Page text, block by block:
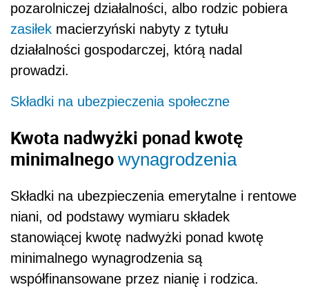
pozarolniczej działalności, albo rodzic pobiera
zasiłek macierzyński nabyty z tytułu
działalności gospodarczej, którą nadal
prowadzi.
Składki na ubezpieczenia społeczne
Kwota nadwyżki ponad kwotę
minimalnego wynagrodzenia
Składki na ubezpieczenia emerytalne i rentowe
niani, od podstawy wymiaru składek
stanowiącej kwotę nadwyżki ponad kwotę
minimalnego wynagrodzenia są
współfinansowane przez nianię i rodzica.